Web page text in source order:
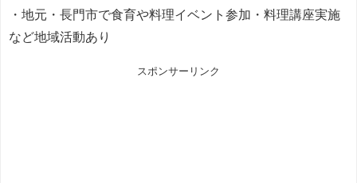
・地元・長門市で食育や料理イベント参加・料理講座実施
など地域活動あり
スポンサーリンク